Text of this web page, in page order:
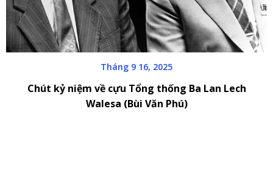
Tháng 9 16, 2025
Chút kỷ niệm về cựu Tổng thống Ba Lan Lech
Walesa (Bùi Văn Phú)